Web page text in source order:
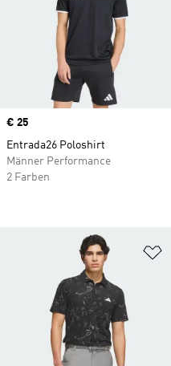
Price
€ 25
Entrada26 Poloshirt
Männer Performance
2 Farben